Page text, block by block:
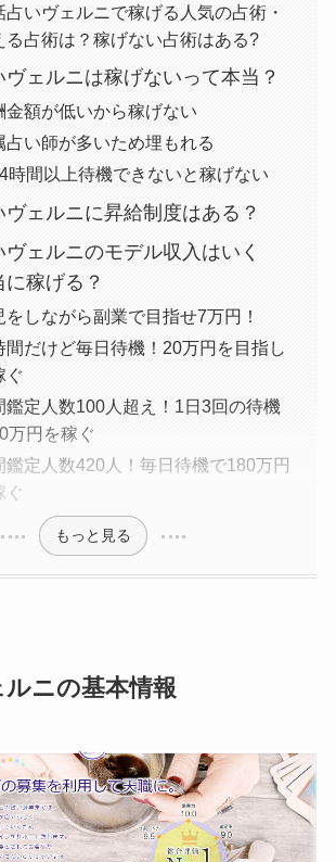
占いヴェルニで稼げる人気の占術・
る占術は？稼げない占術はある?
ヴェルニは稼げないって本当？
金額が低いから稼げない
占い師が多いため埋もれる
時間以上待機できないと稼げない
ヴェルニに昇給制度はある？
ヴェルニのモデル収入はいく
に稼げる？
をしながら副業で目指せ7万円！
間だけど毎日待機！20万円を目指し
ぐ
鑑定人数100人超え！1日3回の待機
万円を稼ぐ
鑑定人数420人！毎日待機で180万円
ぐ
もっと見る
ニの基本情報